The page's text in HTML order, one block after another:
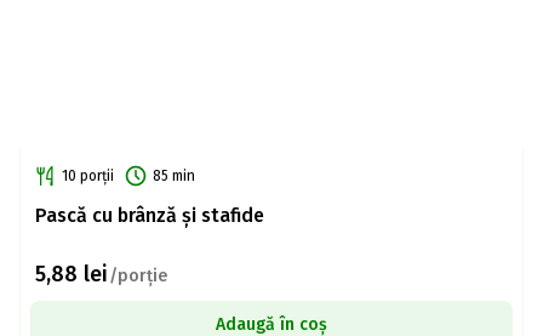
10 porții 85 min
Pască cu brânză și stafide
5,88 lei/porție
Adaugă în coș